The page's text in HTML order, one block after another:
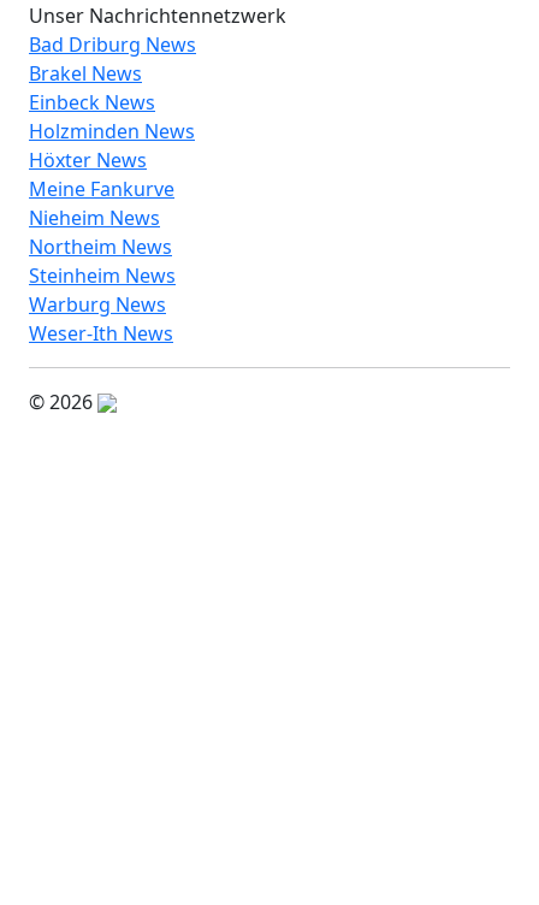
Unser Nachrichtennetzwerk
Bad Driburg News
Brakel News
Einbeck News
Holzminden News
Höxter News
Meine Fankurve
Nieheim News
Northeim News
Steinheim News
Warburg News
Weser-Ith News
© 2026